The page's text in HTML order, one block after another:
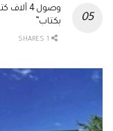
وصول 4
بكتاب”